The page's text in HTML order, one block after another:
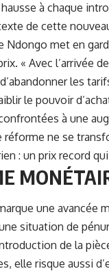
à chaque
de cette
Ndongo met en
« Avec l’arrivée
les
le pouvoir
à une
réforme ne se
: un prix record
une
situation de
de la
elle risque aussi